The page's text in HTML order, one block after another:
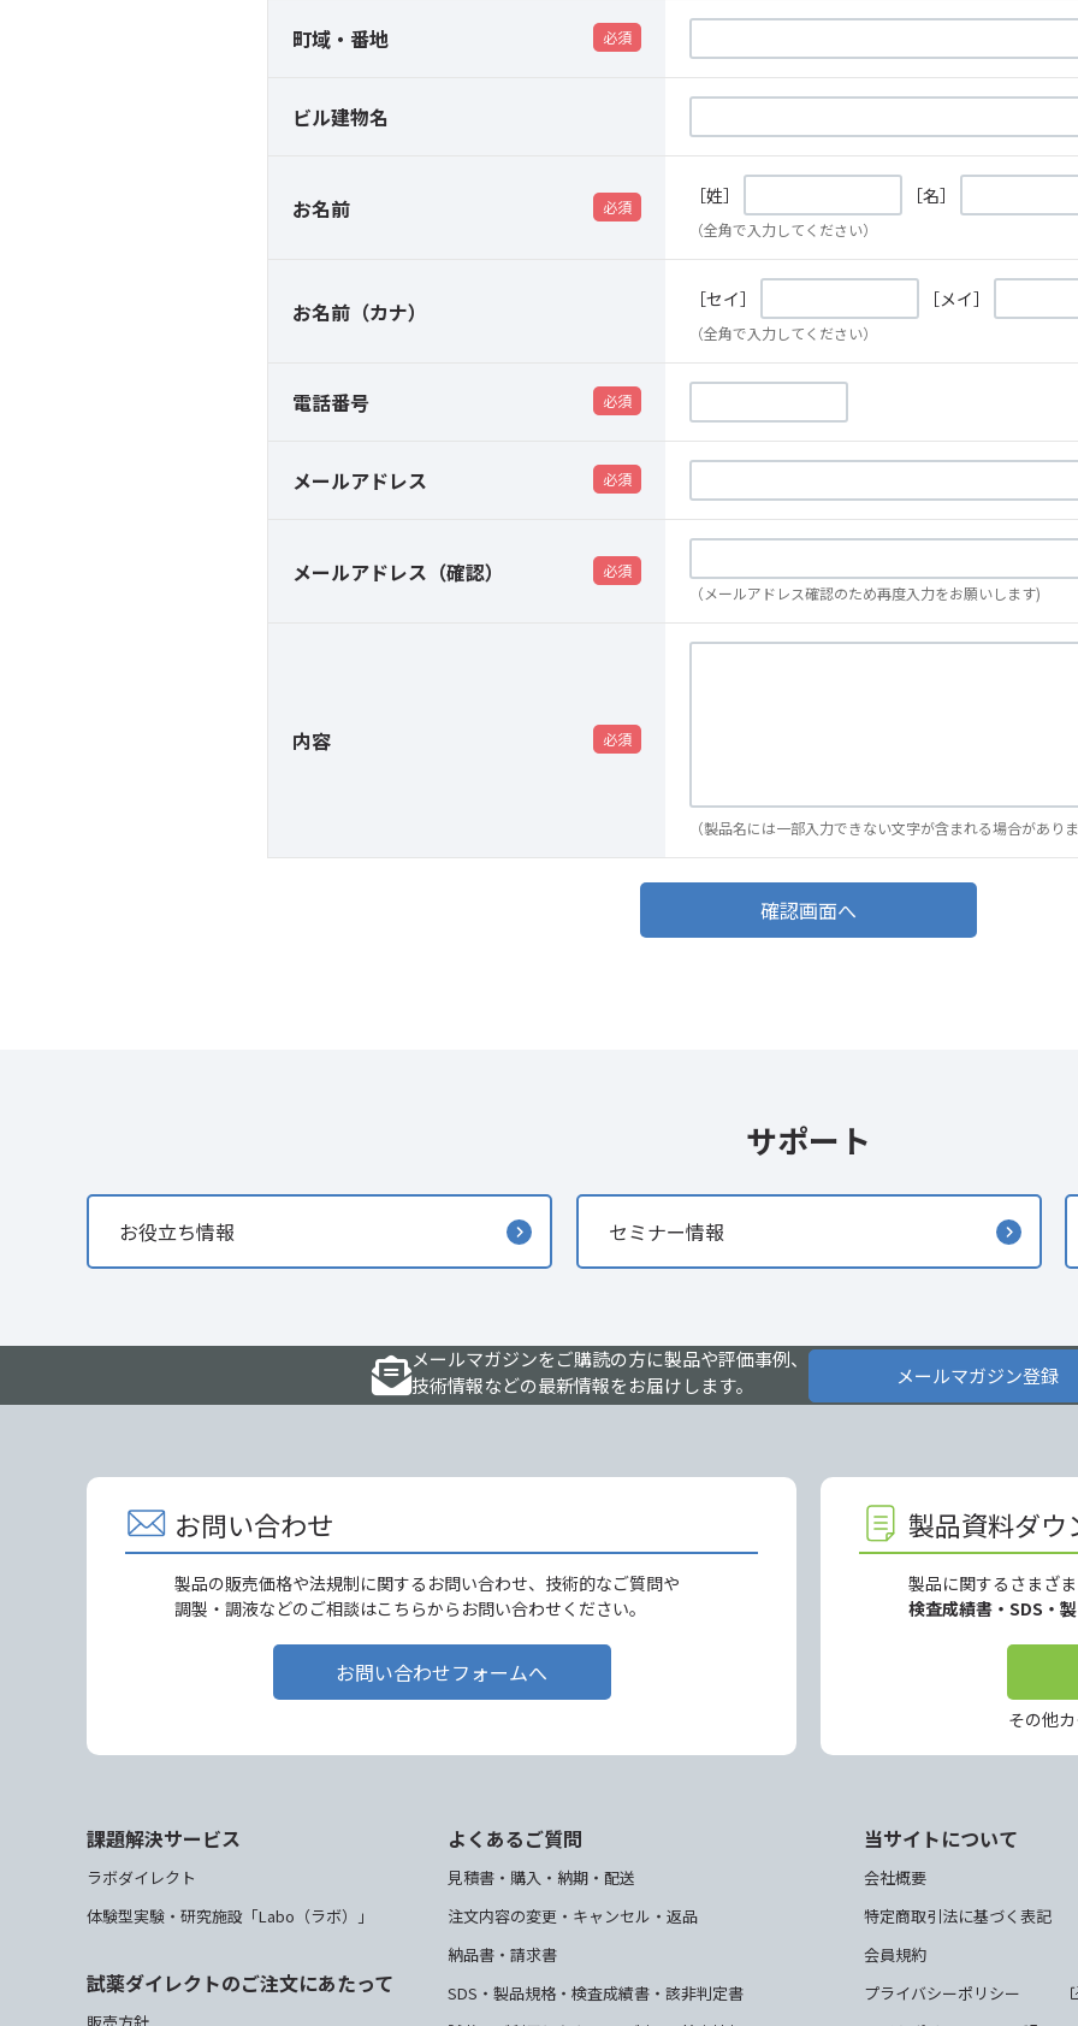
町域・番地
ビル建物名
お名前 ［姓］ ［名］
（全角で入力してください）
お名前（カナ） ［セイ］ ［メイ］
（全角で入力してください）
電話番号
メールアドレス
メールアドレス（確認）
（メールアドレス確認のため再度入力をお願いします)
内容
（製品名には一部入力できない文字が含まれる場合があり
サポート
お役立ち情報 セミナー情報
メールマガジンをご購読の方に製品や評価事例、
技術情報などの最新情報をお届けします。
メールマガジン登録
お問い合わせ
製品の販売価格や法規制に関するお問い合わせ、技術的なご質問や
調製・調液などのご相談はこちらからお問い合わせください。
お問い合わせフォームへ
製品資料ダウ
製品に関するさまざ
検査成績書・SDS・
その他
課題解決サービス
ラボダイレクト
体験型実験・研究施設「Labo（ラボ）」
試薬ダイレクトのご注文にあたって
よくあるご質問
見積書・購入・納期・配送
注文内容の変更・キャンセル・返品
納品書・請求書
SDS・製品規格・検査成績書・該非判定書
当サイトについて
会社概要
特定商取引法に基づく表記
会員規約
プライバシーポリシー